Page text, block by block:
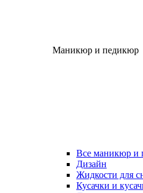
Маникюр и педикюр
Все маникюр и
Дизайн
Жидкости для
Кусачки и